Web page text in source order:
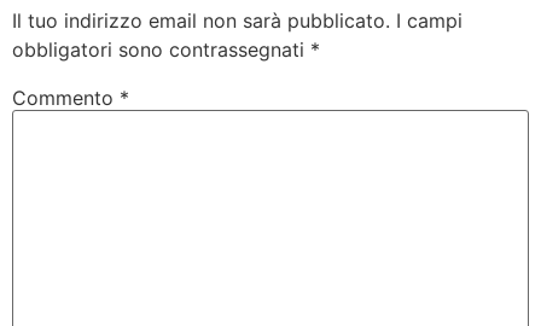
Il tuo indirizzo email non sarà pubblicato. I campi
obbligatori sono contrassegnati *
Commento *